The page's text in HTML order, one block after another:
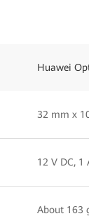
Huawei
32 mm x 105
12 V DC, 1 A
About 163 g